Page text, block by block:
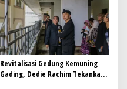
Revitalisasi Gedung Kemuning
Gading, Dedie Rachim Tekankan